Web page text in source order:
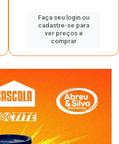
Faça seu login ou
cadastre-se para
ver preços e
comprar